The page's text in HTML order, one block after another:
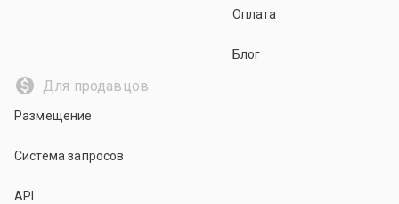
Оплата
Блог
Для продавцов
Размещение
Система запросов
API